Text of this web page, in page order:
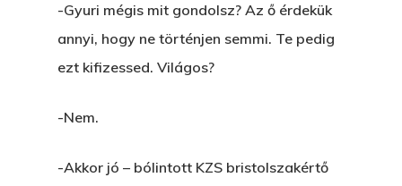
-Gyuri mégis mit gondolsz? Az ő érdekük
annyi, hogy ne történjen semmi. Te pedig
ezt kifizessed. Világos?
-Nem.
-Akkor jó – bólintott KZS bristolszakértő